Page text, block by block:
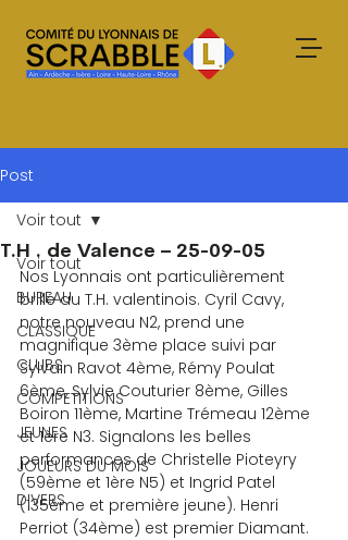
Post
Voir tout
BUREAU
CLASSIQUE
CLUBS
COMPETITIONS
JEUNES
JOUEURS DU MOIS
DIVERS
Voir tout
T.H . de Valence – 25-09-05
Nos Lyonnais ont particulièrement
brillé au T.H. valentinois. Cyril Cavy,
notre nouveau N2, prend une
magnifique 3ème place suivi par
Sylvain Ravot 4ème, Rémy Poulat
6ème, Sylvie Couturier 8ème, Gilles
Boiron 11ème, Martine Trémeau 12ème
et 1ère N3. Signalons les belles
performances de Christelle Pioteyry
(59ème et 1ère N5) et Ingrid Patel
(135ème et première jeune). Henri
Perriot (34ème) est premier Diamant.